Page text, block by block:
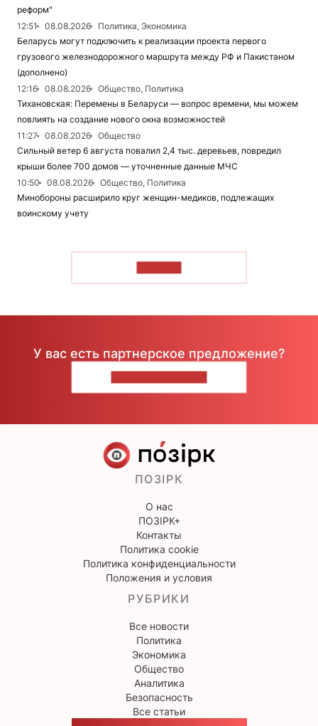
реформ"
12:51
08.08.2026
Политика, Экономика
Беларусь могут подключить к реализации проекта первого
грузового железнодорожного маршрута между РФ и Пакистаном
(дополнено)
12:16
08.08.2026
Общество, Политика
Тихановская: Перемены в Беларуси — вопрос времени, мы можем
повлиять на создание нового окна возможностей
11:27
08.08.2026
Общество
Сильный ветер 6 августа повалил 2,4 тыс. деревьев, повредил
крыши более 700 домов — уточненные данные МЧС
10:50
08.08.2026
Общество, Политика
Минобороны расширило круг женщин-медиков, подлежащих
воинскому учету
У вас есть партнерское предложение?
ПОЗІРК
О нас
ПОЗІРК+
Контакты
Политика cookie
Политика конфиденциальности
Положения и условия
РУБРИКИ
Все новости
Политика
Экономика
Общество
Аналитика
Безопасность
Все статьи